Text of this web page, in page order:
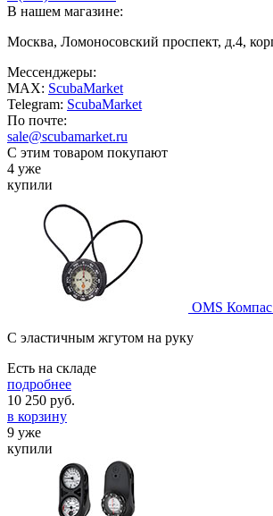
В нашем магазине:
Москва, Ломоносовский проспект, д.4,
Мессенджеры:
MAX: ScubaMarket
Telegram: ScubaMarket
По почте:
sale@scubamarket.ru
С этим товаром покупают
4 уже
купили
OMS
C эластичным жгутом на руку
Есть на складе
подробнее
10 250 руб.
в корзину
9 уже
купили